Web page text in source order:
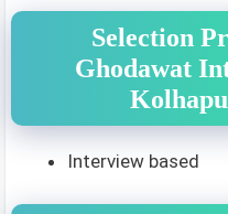
Selection
Ghodawat
Interview based